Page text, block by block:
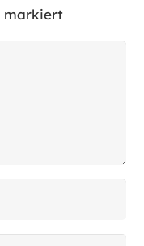
markiert